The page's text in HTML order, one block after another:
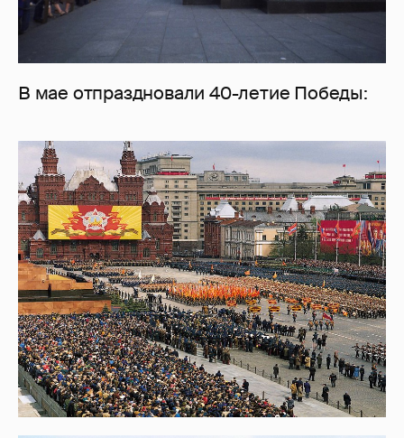
В мае отпраздновали 40-летие Победы: